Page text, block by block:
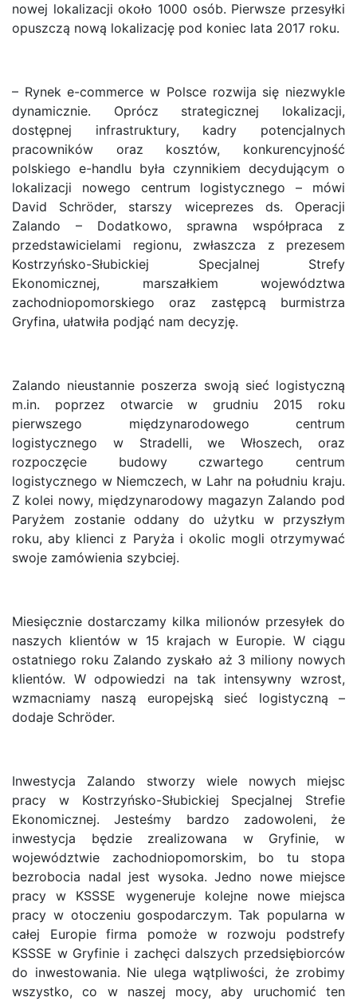
nowej lokalizacji około 1000 osób. Pierwsze przesyłki
opuszczą nową lokalizację pod koniec lata 2017 roku.
– Rynek e-commerce w Polsce rozwija się niezwykle
dynamicznie. Oprócz strategicznej lokalizacji,
dostępnej infrastruktury, kadry potencjalnych
pracowników oraz kosztów, konkurencyjność
polskiego e-handlu była czynnikiem decydującym o
lokalizacji nowego centrum logistycznego – mówi
David Schröder, starszy wiceprezes ds. Operacji
Zalando – Dodatkowo, sprawna współpraca z
przedstawicielami regionu, zwłaszcza z prezesem
Kostrzyńsko-Słubickiej Specjalnej Strefy
Ekonomicznej, marszałkiem województwa
zachodniopomorskiego oraz zastępcą burmistrza
Gryfina, ułatwiła podjąć nam decyzję.
Zalando nieustannie poszerza swoją sieć logistyczną
m.in. poprzez otwarcie w grudniu 2015 roku
pierwszego międzynarodowego centrum
logistycznego w Stradelli, we Włoszech, oraz
rozpoczęcie budowy czwartego centrum
logistycznego w Niemczech, w Lahr na południu kraju.
Z kolei nowy, międzynarodowy magazyn Zalando pod
Paryżem zostanie oddany do użytku w przyszłym
roku, aby klienci z Paryża i okolic mogli otrzymywać
swoje zamówienia szybciej.
Miesięcznie dostarczamy kilka milionów przesyłek do
naszych klientów w 15 krajach w Europie. W ciągu
ostatniego roku Zalando zyskało aż 3 miliony nowych
klientów. W odpowiedzi na tak intensywny wzrost,
wzmacniamy naszą europejską sieć logistyczną –
dodaje Schröder.
Inwestycja Zalando stworzy wiele nowych miejsc
pracy w Kostrzyńsko-Słubickiej Specjalnej Strefie
Ekonomicznej. Jesteśmy bardzo zadowoleni, że
inwestycja będzie zrealizowana w Gryfinie, w
województwie zachodniopomorskim, bo tu stopa
bezrobocia nadal jest wysoka. Jedno nowe miejsce
pracy w KSSSE wygeneruje kolejne nowe miejsca
pracy w otoczeniu gospodarczym. Tak popularna w
całej Europie firma pomoże w rozwoju podstrefy
KSSSE w Gryfinie i zachęci dalszych przedsiębiorców
do inwestowania. Nie ulega wątpliwości, że zrobimy
wszystko, co w naszej mocy, aby uruchomić ten